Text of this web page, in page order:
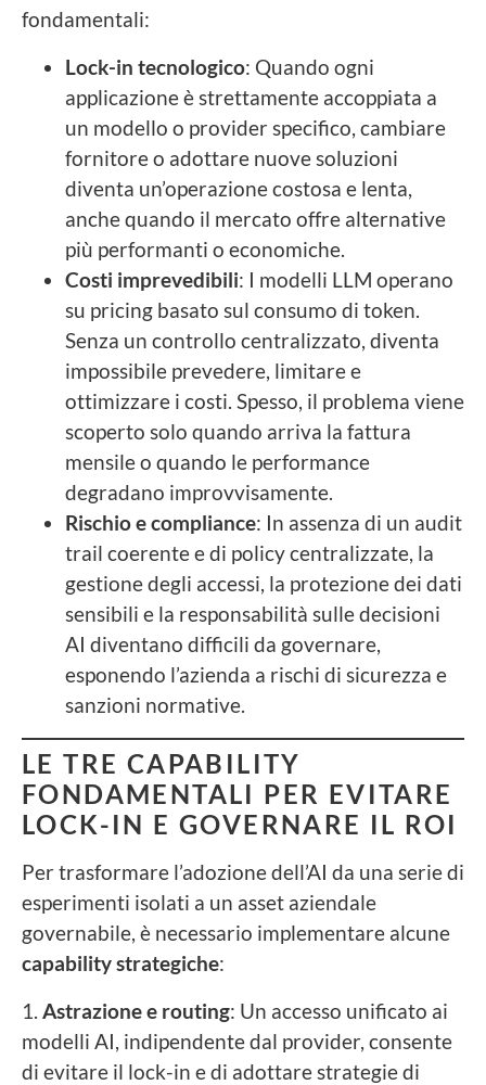
fondamentali:
Lock-in tecnologico: Quando ogni
applicazione è strettamente accoppiata a
un modello o provider specifico, cambiare
fornitore o adottare nuove soluzioni
diventa un’operazione costosa e lenta,
anche quando il mercato offre alternative
più performanti o economiche.
Costi imprevedibili: I modelli LLM operano
su pricing basato sul consumo di token.
Senza un controllo centralizzato, diventa
impossibile prevedere, limitare e
ottimizzare i costi. Spesso, il problema viene
scoperto solo quando arriva la fattura
mensile o quando le performance
degradano improvvisamente.
Rischio e compliance: In assenza di un audit
trail coerente e di policy centralizzate, la
gestione degli accessi, la protezione dei dati
sensibili e la responsabilità sulle decisioni
AI diventano difficili da governare,
esponendo l’azienda a rischi di sicurezza e
sanzioni normative.
LE TRE CAPABILITY
FONDAMENTALI PER EVITARE
LOCK-IN E GOVERNARE IL ROI
Per trasformare l’adozione dell’AI da una serie di
esperimenti isolati a un asset aziendale
governabile, è necessario implementare alcune
capability strategiche:
1. Astrazione e routing: Un accesso unificato ai
modelli AI, indipendente dal provider, consente
di evitare il lock-in e di adottare strategie di